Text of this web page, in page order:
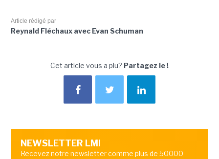
Article rédigé par
Reynald Fléchaux avec Evan Schuman
Cet article vous a plu? Partagez le !
NEWSLETTER LMI
Recevez notre newsletter comme plus de 50000